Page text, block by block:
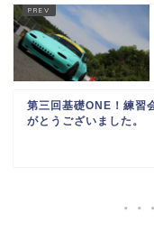
第三回基礎ONE！練習
がとうございました。